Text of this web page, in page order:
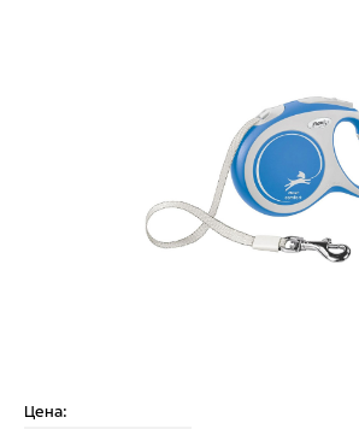
Цена: